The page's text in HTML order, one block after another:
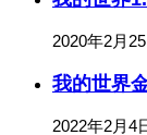
2020年2月
我的世界
2022年2月4